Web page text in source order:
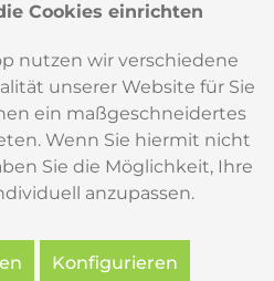
Cookies einrichten
nutzen wir verschiedene
unserer Website für Sie
ein maßgeschneidertes
Wenn Sie hiermit nicht
Sie die Möglichkeit, Ihre
anzupassen.
Konfigurieren